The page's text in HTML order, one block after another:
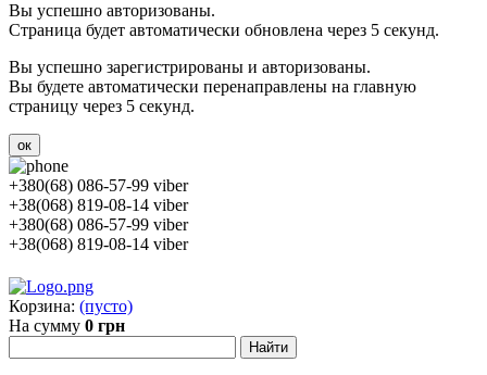
Вы успешно авторизованы.
Страница будет автоматически обновлена через 5 секунд.
Вы успешно зарегистрированы и авторизованы.
Вы будете автоматически перенаправлены на главную
страницу через 5 секунд.
ок
+380(68) 086-57-99 viber
+38(068) 819-08-14 viber
+380(68) 086-57-99 viber
+38(068) 819-08-14 viber
Корзина: (пусто)
На сумму 0 грн